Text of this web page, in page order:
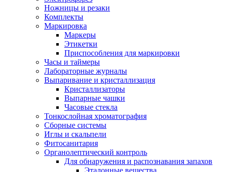
Ножницы и резаки
Комплекты
Маркировка
Маркеры
Этикетки
Приспособления для маркировки
Часы и таймеры
Лабораторные журналы
Выпаривание и кристаллизация
Кристаллизаторы
Выпарные чашки
Часовые стекла
Тонкослойная хроматография
Сборные системы
Иглы и скальпели
Фитосанитария
Органолептический контроль
Для обнаружения и распознавания запахов
Эталонные вещества